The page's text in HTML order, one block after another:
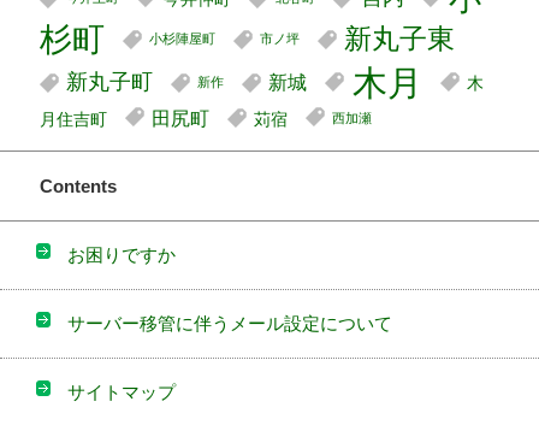
杉町
小杉陣屋町 市ノ坪 新丸子東
新丸子町 新作 新城 木月
木
月住吉町
田尻町 苅宿 西加瀬
Contents
お困りですか
サーバー移管に伴うメール設定について
サイトマップ